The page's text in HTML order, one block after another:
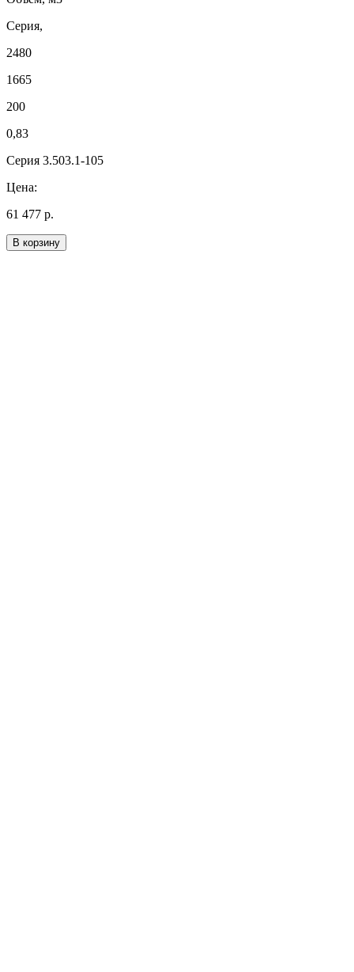
Серия,
2480
1665
200
0,83
Серия 3.503.1-105
Цена:
61 477 р.
В корзину